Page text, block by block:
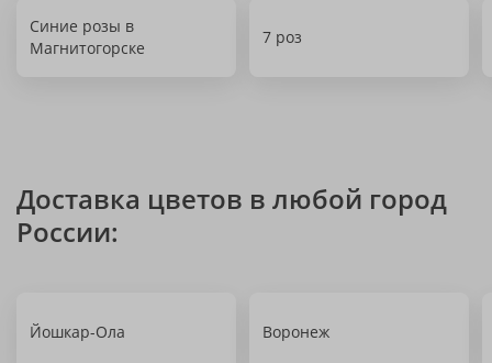
Синие розы в
Магнитогорске
7 роз
Доставка цветов в любой город
России:
Йошкар-Ола Воронеж